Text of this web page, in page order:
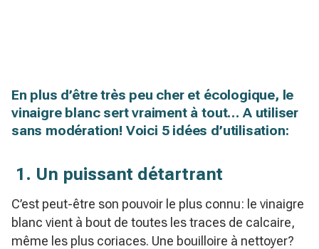
En plus d’être très peu cher et écologique, le
vinaigre blanc sert vraiment à tout… A utiliser
sans modération! Voici 5 idées d’utilisation:
1. Un puissant détartrant
C’est peut-être son pouvoir le plus connu: le vinaigre
blanc vient à bout de toutes les traces de calcaire,
même les plus coriaces. Une bouilloire à nettoyer?